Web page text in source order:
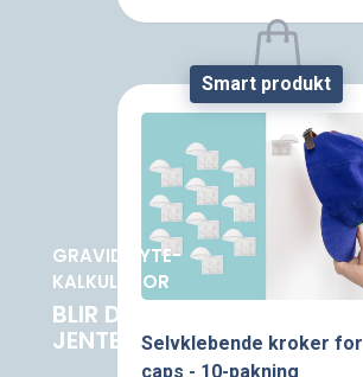
GRAVIDMYTE-
KALKULATOR
BLIR DET GUTT ELLER
JENTE?
Sorry, the product is
currently unavailable.
Smart produkt
Selvklebende kroker for
caps - 10-pakning